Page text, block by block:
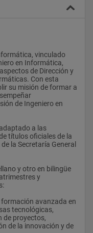
vinculado
en Informática,
de Dirección y
Con esta
su misión de formar a
de Ingeniero en
a las
títulos oficiales de la
la Secretaría General
y otro en bilingüe
y
tecnológicas,
de proyectos,
de la innovación y de